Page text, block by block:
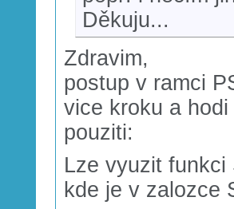
Děkuju...
Zdravim,
postup v ramci
vice kroku a
pouziti:
Lze vyuzit funkci
kde je v zalozce